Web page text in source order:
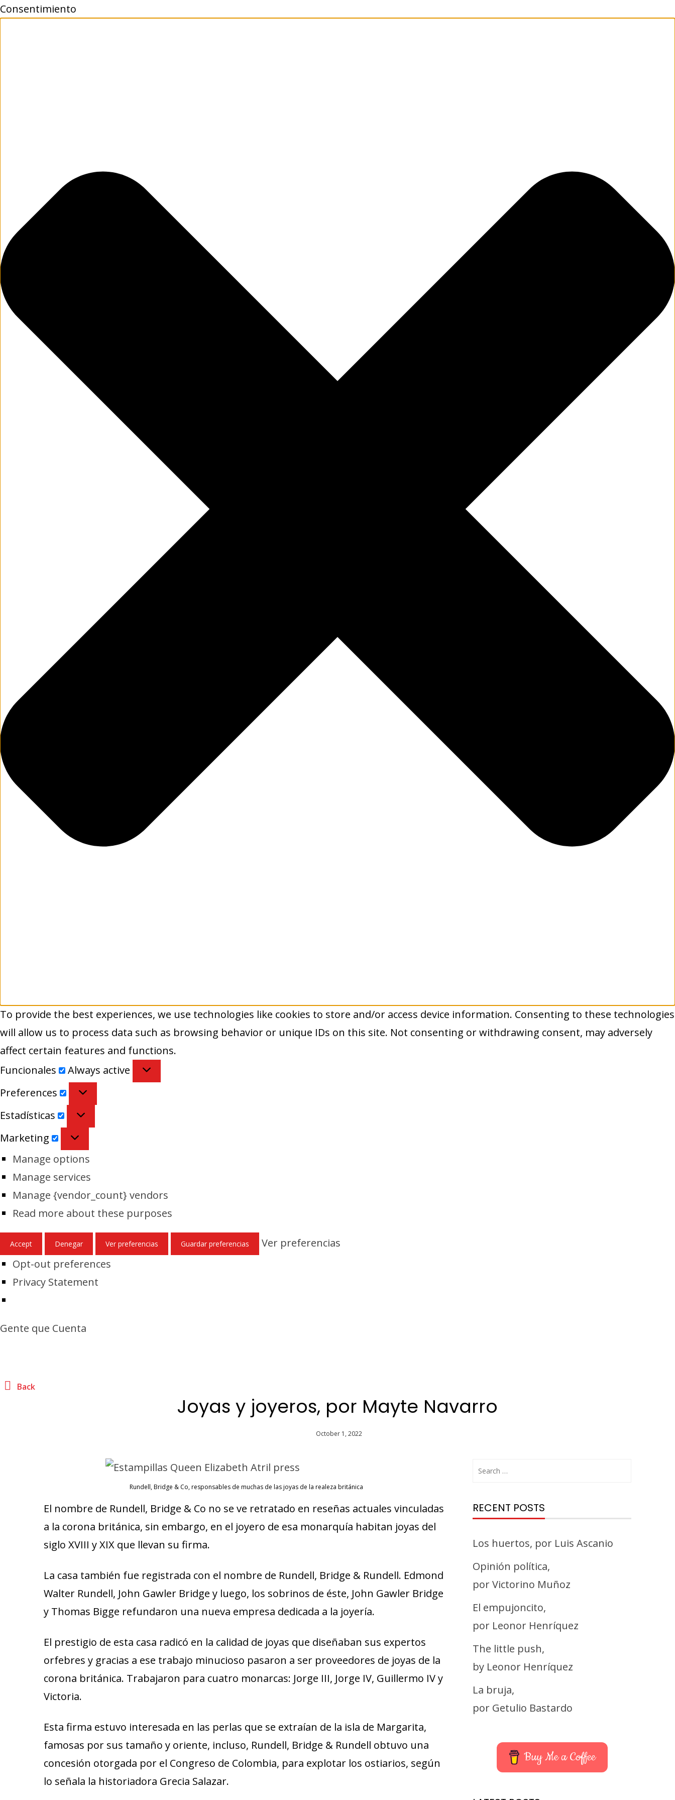
Consentimiento
To provide the best experiences, we use technologies like cookies to store and/or access device information. Consenting to these technologies
will allow us to process data such as browsing behavior or unique IDs on this site. Not consenting or withdrawing consent, may adversely
affect certain features and functions.
Funcionales
Funcionales
Always active
Preferences
Preferences
Estadísticas
Estadísticas
Marketing
Marketing
Manage options
Manage services
Manage {vendor_count} vendors
Read more about these purposes
Accept Denegar Ver preferencias Guardar preferencias
Ver preferencias
Opt-out preferences
Privacy Statement
Gente que Cuenta
Back
Joyas y joyeros, por Mayte Navarro
October 1, 2022
Rundell, Bridge & Co, responsables de muchas de las joyas de la realeza británica
El nombre de Rundell, Bridge & Co no se ve retratado en reseñas actuales vinculadas
a la corona británica, sin embargo, en el joyero de esa monarquía habitan joyas del
siglo XVIII y XIX que llevan su firma.
La casa también fue registrada con el nombre de Rundell, Bridge & Rundell. Edmond
Walter Rundell, John Gawler Bridge y luego, los sobrinos de éste, John Gawler Bridge
y Thomas Bigge refundaron una nueva empresa dedicada a la joyería.
El prestigio de esta casa radicó en la calidad de joyas que diseñaban sus expertos
orfebres y gracias a ese trabajo minucioso pasaron a ser proveedores de joyas de la
corona británica. Trabajaron para cuatro monarcas: Jorge III, Jorge IV, Guillermo IV y
Victoria.
Esta firma estuvo interesada en las perlas que se extraían de la isla de Margarita,
famosas por sus tamaño y oriente, incluso, Rundell, Bridge & Rundell obtuvo una
concesión otorgada por el Congreso de Colombia, para explotar los ostiarios, según
lo señala la historiadora Grecia Salazar.
Search
RECENT POSTS
Los huertos, por Luis Ascanio
Opinión política,
por Victorino Muñoz
El empujoncito,
por Leonor Henríquez
The little push,
by Leonor Henríquez
La bruja,
por Getulio Bastardo
Buy Me a Coffee